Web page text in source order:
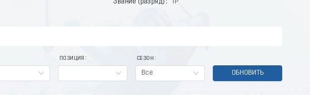
Звание (разряд) 1Р
ПОЗИЦИЯ СЕЗОН
Все ОБНОВИТЬ